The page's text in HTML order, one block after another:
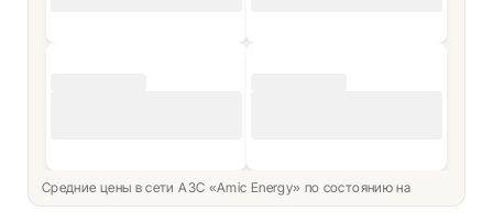
Средние цены в сети АЗС «Amic Energy» по состоянию на